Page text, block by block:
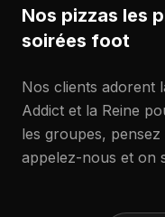
Nos pizzas les
soirées foot
Nos clients adorent
Addict et la Reine
les groupes,
appelez-nous et on